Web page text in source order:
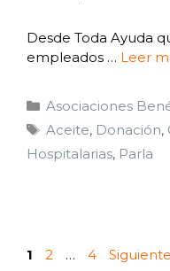
Desde Toda Ayuda
empleados … Leer
Asociaciones
Aceite, Donación,
Hospitalarias, Parla
1 2 … 4 Siguiente